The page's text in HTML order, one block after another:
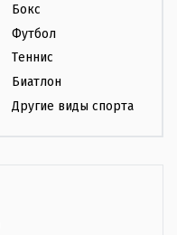
Бокс
Футбол
Теннис
Биатлон
Другие виды спорта